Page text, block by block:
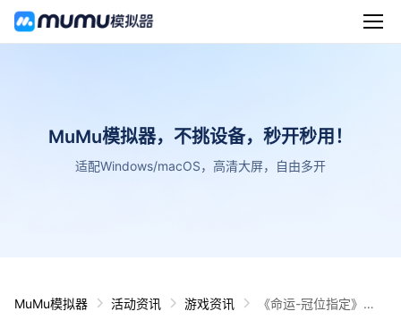
MuMu模拟器，不挑设备，秒开秒用！
适配Windows/macOS，高清大屏，自由多开
MuMu模拟器 活动资讯 游戏资讯
《命运-冠位指定》